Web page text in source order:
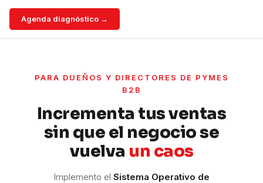
Agenda diagnóstico →
PARA DUEÑOS Y DIRECTORES DE PYMES
B2B
Incrementa tus ventas
sin que el negocio se
vuelva un caos
Implemento el Sistema Operativo de